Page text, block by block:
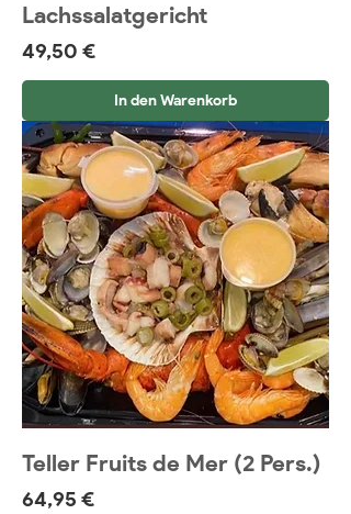
Lachssalatgericht
Preis
49,50 €
In den Warenkorb
Teller Fruits de Mer (2 Pers.)
Preis
64,95 €